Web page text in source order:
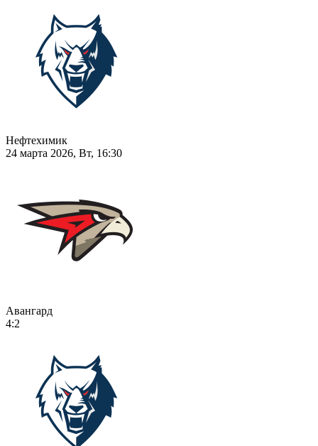
Нефтехимик
24 марта 2026, Вт, 16:30
Авангард
4:2